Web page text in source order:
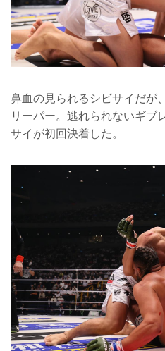
鼻血の見られるシビサイだが
リーパー。逃れられないギブ
サイが初回決着した。